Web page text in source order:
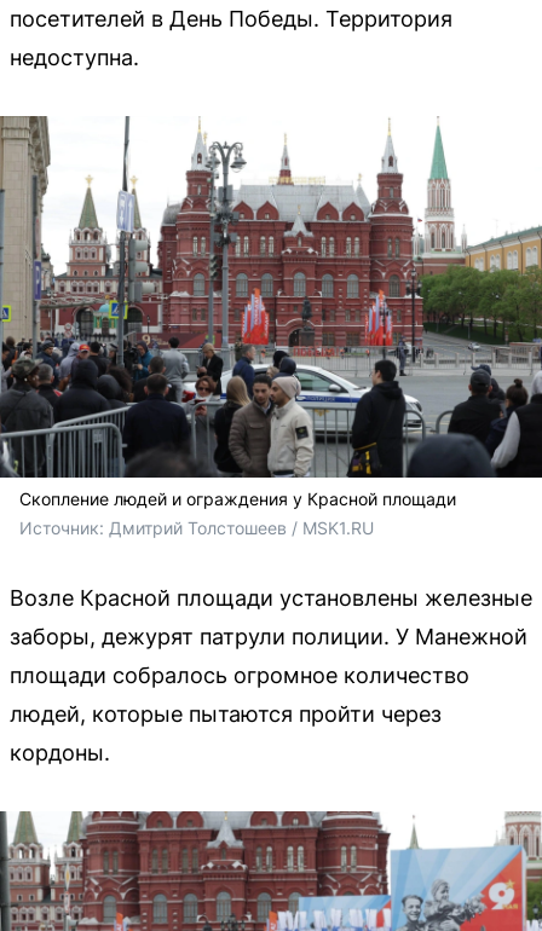
посетителей в День Победы. Территория
недоступна.
Скопление людей и ограждения у Красной площади
Источник: Дмитрий Толстошеев / MSK1.RU
Возле Красной площади установлены железные
заборы, дежурят патрули полиции. У Манежной
площади собралось огромное количество
людей, которые пытаются пройти через
кордоны.